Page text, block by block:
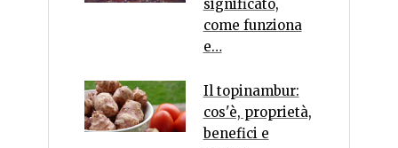
significato,
come funziona
e…
Il topinambur:
cos'è, proprietà,
benefici e